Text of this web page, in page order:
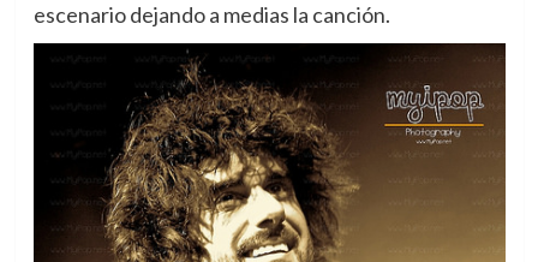
escenario dejando a medias la canción.